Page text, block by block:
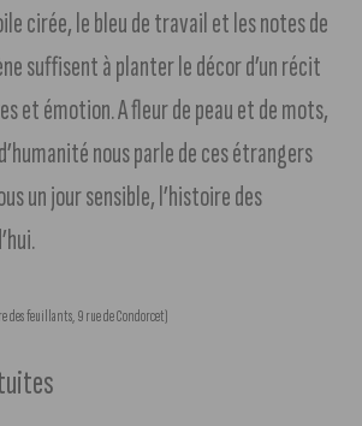
cirée, le bleu de travail et les notes de
suffisent à planter le décor d’un récit
et émotion. A fleur de peau et de mots,
nous parle de ces étrangers
un jour sensible, l’histoire des
des feuillants, 9 rue de Condorcet)